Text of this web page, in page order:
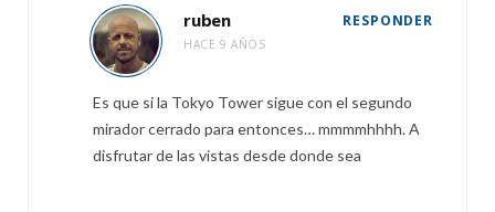
ruben
HACE 9 AÑOS
RESPONDER
Es que si la Tokyo Tower sigue con el segundo
mirador cerrado para entonces… mmmmhhhh. A
disfrutar de las vistas desde donde sea